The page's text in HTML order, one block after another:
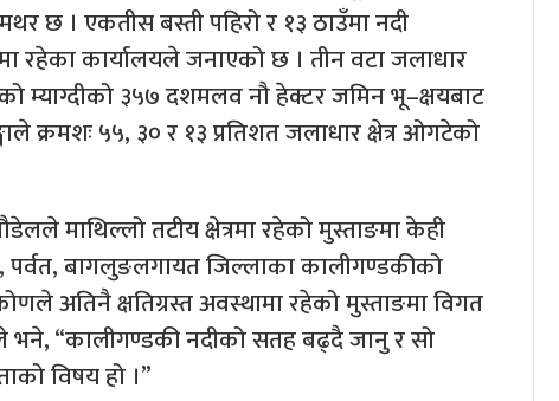
छ । एकतीस बस्ती पहिरो र १३ ठाउँमा नदी
रहेका कार्यालयले जनाएको छ । तीन वटा जलाधार
म्याग्दीको ३५७ दशमलव नौ हेक्टर जमिन भू–क्षयबाट
क्रमशः ५५, ३० र १३ प्रतिशत जलाधार क्षेत्र ओगटेको
माथिल्लो तटीय क्षेत्रमा रहेको मुस्ताङमा केही
पर्वत, बागलुङलगायत जिल्लाका कालीगण्डकीको
अतिनै क्षतिग्रस्त अवस्थामा रहेको मुस्ताङमा विगत
भने, “कालीगण्डकी नदीको सतह बढ्दै जानु र सो
विषय हो ।”